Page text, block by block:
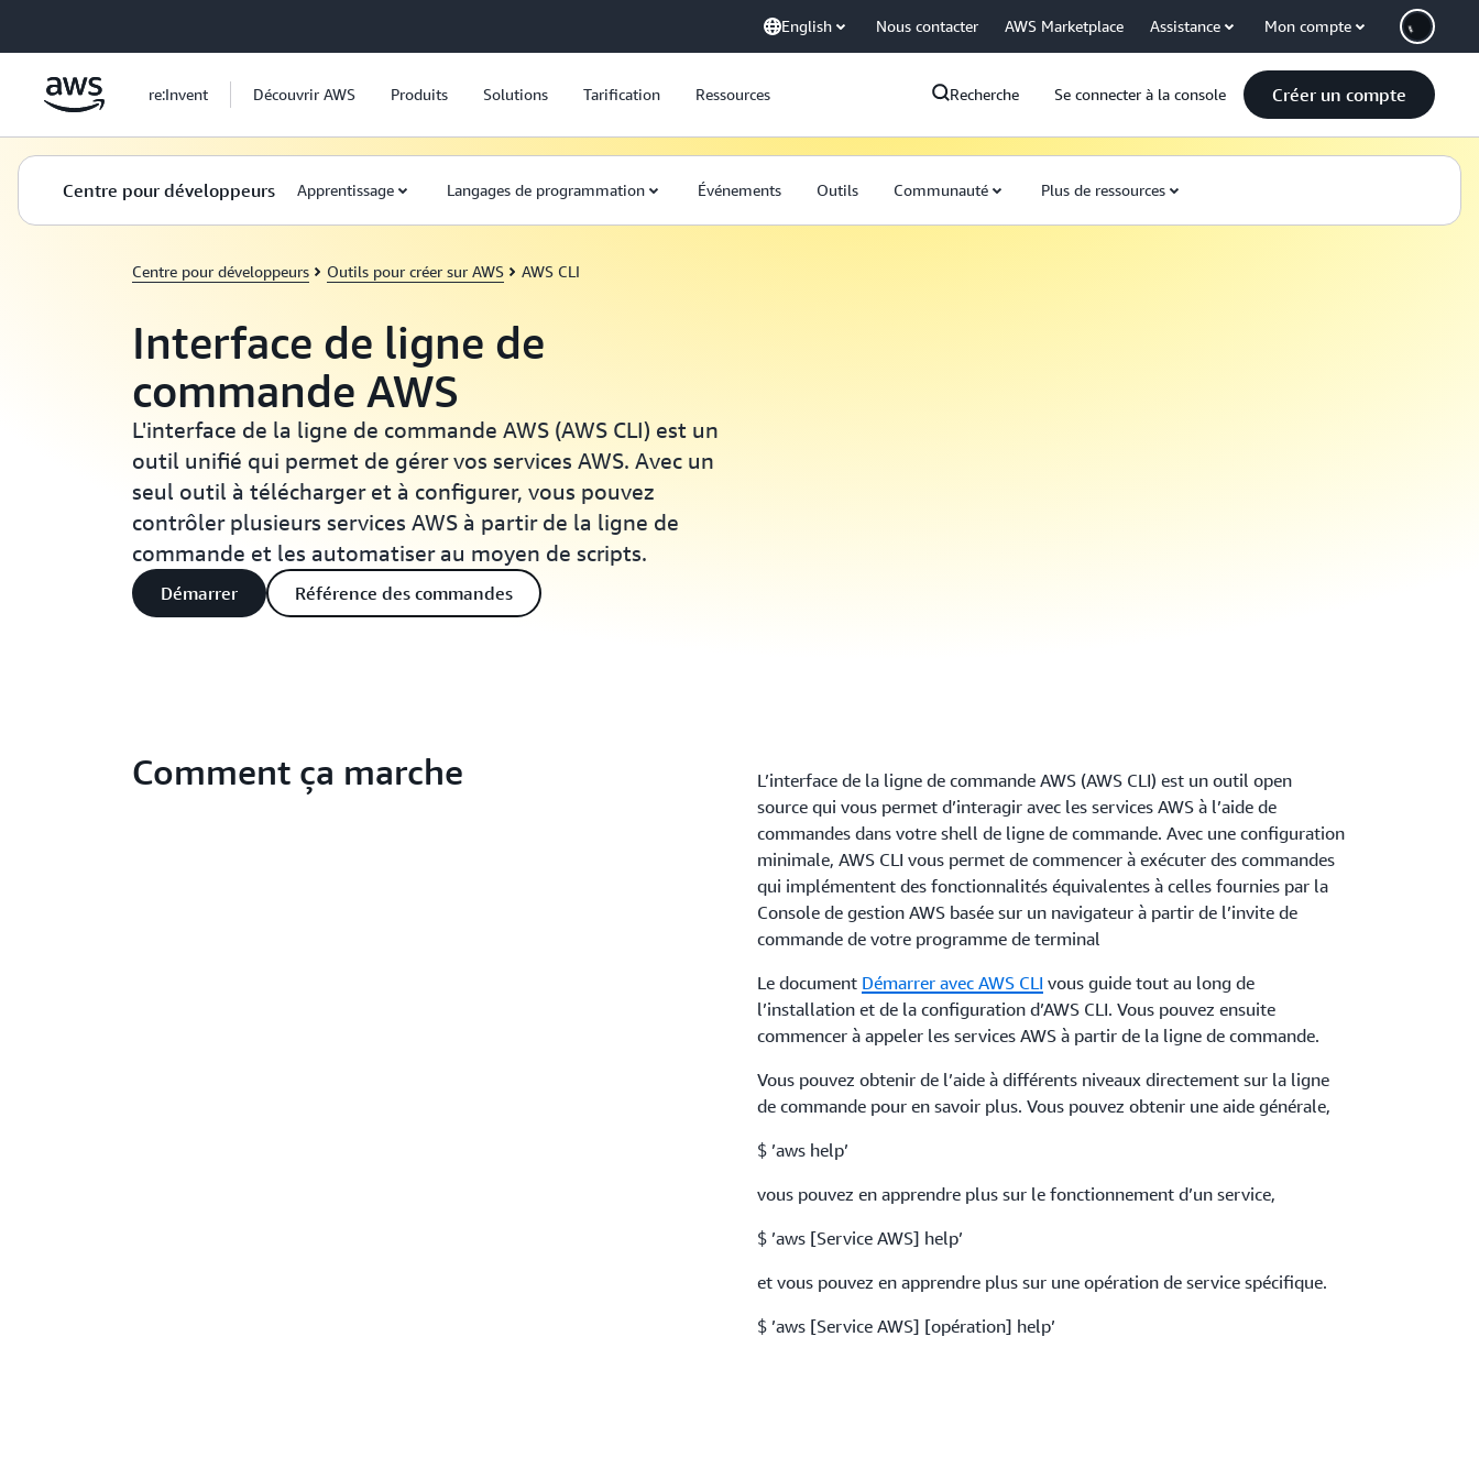
English Nous contacter AWS Marketplace Assistance Mon compte
re:Invent Découvrir AWS Produits Solutions Tarification Ressources Recherche Se connecter à la console Créer un compte
Centre pour développeurs Apprentissage Langages de programmation Événements Outils Communauté Plus de ressources
Centre pour développeurs Outils pour créer sur AWS AWS CLI
Interface de ligne de
commande AWS
L'interface de la ligne de commande AWS (AWS CLI) est un
outil unifié qui permet de gérer vos services AWS. Avec un
seul outil à télécharger et à configurer, vous pouvez
contrôler plusieurs services AWS à partir de la ligne de
commande et les automatiser au moyen de scripts.
Démarrer Référence des commandes
Comment ça marche
L’interface de la ligne de commande AWS (AWS CLI) est un outil open
source qui vous permet d’interagir avec les services AWS à l’aide de
commandes dans votre shell de ligne de commande. Avec une configuration
minimale, AWS CLI vous permet de commencer à exécuter des commandes
qui implémentent des fonctionnalités équivalentes à celles fournies par la
Console de gestion AWS basée sur un navigateur à partir de l’invite de
commande de votre programme de terminal
Le document Démarrer avec AWS CLI vous guide tout au long de
l’installation et de la configuration d’AWS CLI. Vous pouvez ensuite
commencer à appeler les services AWS à partir de la ligne de commande.
Vous pouvez obtenir de l’aide à différents niveaux directement sur la ligne
de commande pour en savoir plus. Vous pouvez obtenir une aide générale,
$ ’aws help’
vous pouvez en apprendre plus sur le fonctionnement d’un service,
$ ’aws [Service AWS] help’
et vous pouvez en apprendre plus sur une opération de service spécifique.
$ ’aws [Service AWS] [opération] help’